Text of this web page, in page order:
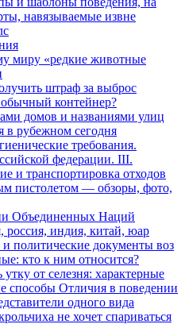
навязываемые извне
миру «редкие животные
штраф за выброс
обычный контейнер?
домов и названиями улиц
в рубежном сегодня
требования.
федерации. III.
и транспортировка отходов
пистолетом — обзоры, фото,
Объединенных Наций
россия, индия, китай, юар
и политические документы воз
кто к ним относится?
от селезня: характерные
способы Отличия в поведении
одного вида
не хочет спариваться